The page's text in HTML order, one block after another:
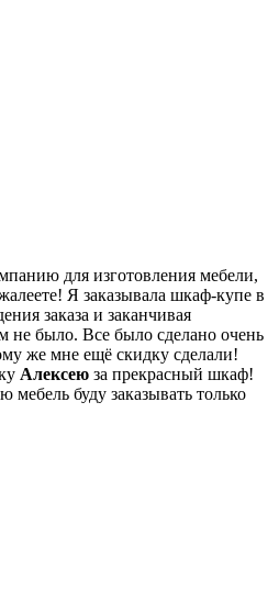
для изготовления мебели,
Я заказывала шкаф-купе в
заказа и заканчивая
не было. Все было сделано очень
же мне ещё скидку сделали!
Алексею за прекрасный шкаф!
мебель буду заказывать только